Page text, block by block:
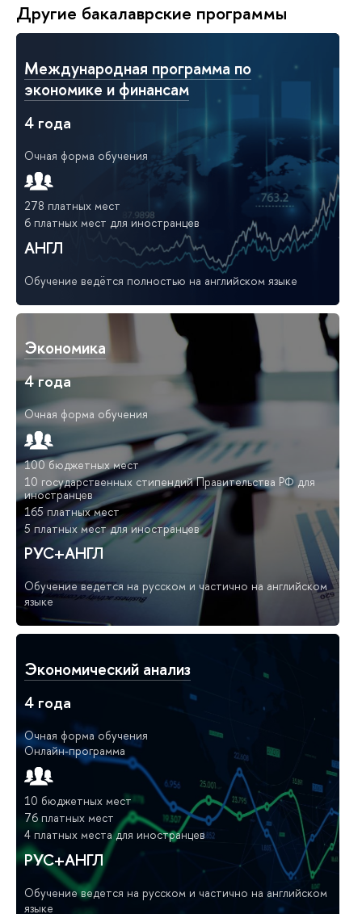
Другие бакалаврские программы
Международная программа по
экономике и финансам
4 года
Очная форма обучения
278 платных мест
6 платных мест для иностранцев
АНГЛ
Обучение ведётся полностью на английском языке
Экономика
4 года
Очная форма обучения
100 бюджетных мест
10 государственных стипендий Правительства РФ для
иностранцев
165 платных мест
5 платных мест для иностранцев
РУС+АНГЛ
Обучение ведется на русском и частично на английском
языке
Экономический анализ
4 года
Очная форма обучения
Онлайн-программа
10 бюджетных мест
76 платных мест
4 платных места для иностранцев
РУС+АНГЛ
Обучение ведется на русском и частично на английском
языке